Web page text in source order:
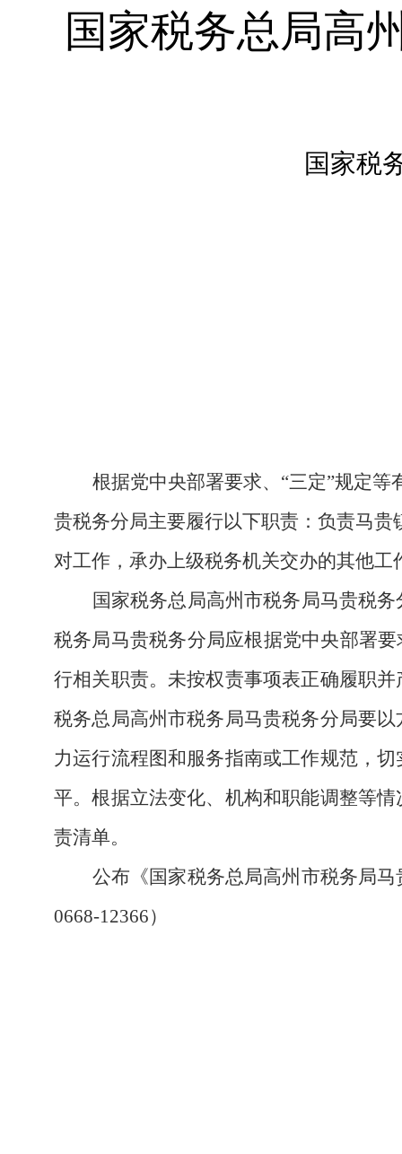
国家税务总局高
国家税
根据党中央部署要求、 “三定”规定等
贵税务分局主要履行以下职责： 负责马贵
对工作，承办上级税务机关交办的其他工
国家税务总局高州市税务局马贵税
税务局马贵税务分局应根据党中央部署要
行相关职责。未按权责事项表正确履职
税务总局高州市税务局马贵税务分局要
力运行流程图和服务指南或工作规范，
平。根据立法变化、机构和职能调整等
责清单。
公布《国家税务总局高州市税务局
0668-12366）